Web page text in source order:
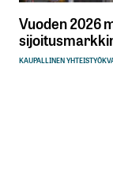
Vuoden 2026
KAUPALLINEN YHTEISTYÖ